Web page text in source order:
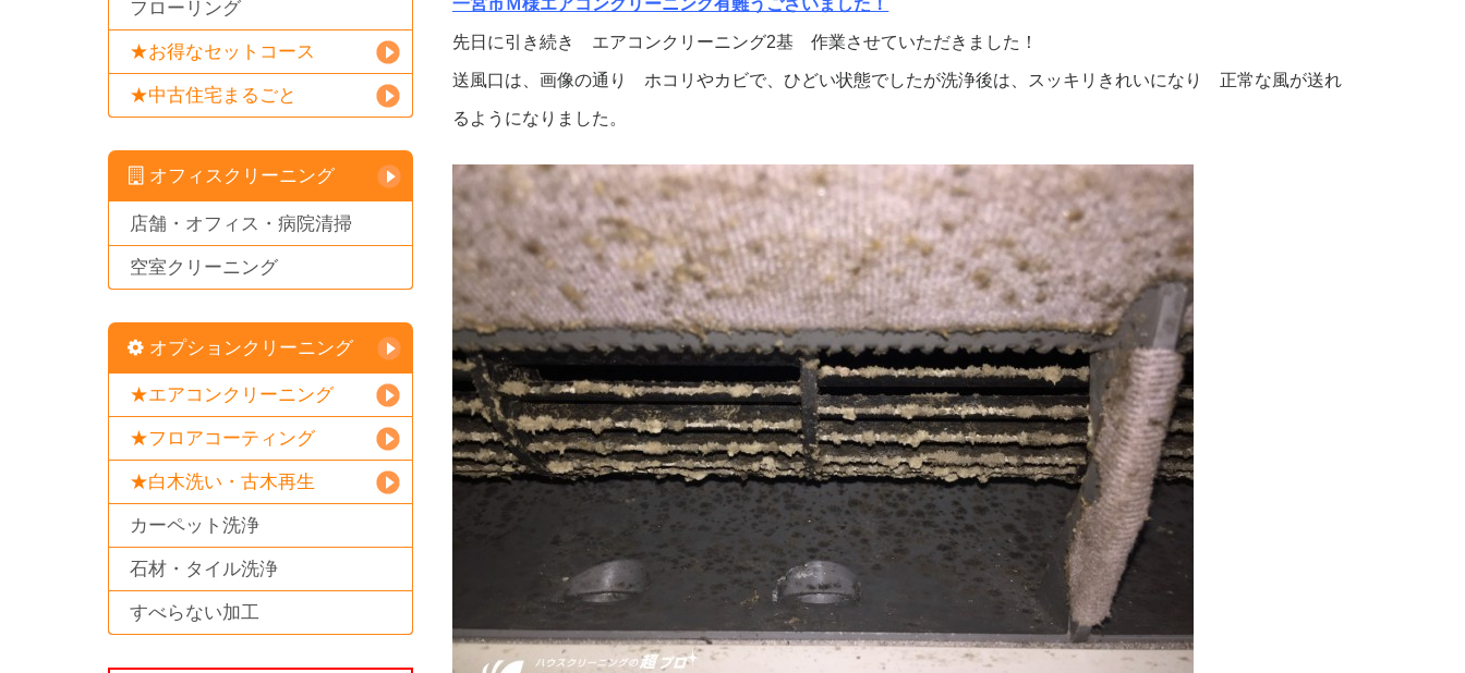
先日に引き続き エアコンクリーニング2基 作業させていただきました！
送風口は、画像の通り ホコリやカビで、ひどい状態でしたが洗浄後は、スッキリきれいになり 正常な風が送れ
るようになりました。
フローリング
★お得なセットコース
★中古住宅まるごと
オフィスクリーニング
店舗・オフィス・病院清掃
空室クリーニング
オプションクリーニング
★エアコンクリーニング
★フロアコーティング
★白木洗い・古木再生
カーペット洗浄
石材・タイル洗浄
すべらない加工